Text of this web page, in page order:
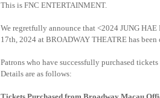
This is FNC ENTERTAINMENT.
We regretfully announce that <2024 JUNG
17th, 2024 at BROADWAY THEATRE has
Patrons who have successfully purchased
Details are as follows: